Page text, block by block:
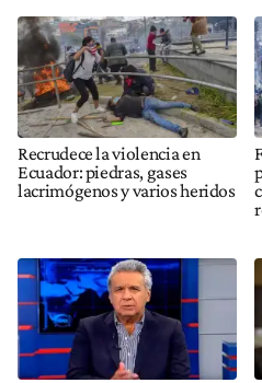
Recrudece la violencia en
Ecuador: piedras, gases
lacrimógenos y varios heridos